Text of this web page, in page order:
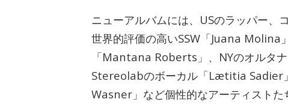
ニューアルバムには、USのラッパー
世界的評価の高いSSW「Juana Molina
「Mantana Roberts」、NYのオルタ
Stereolabのボーカル「Lætitia Sadier
Wasner」など個性的なアーティストた